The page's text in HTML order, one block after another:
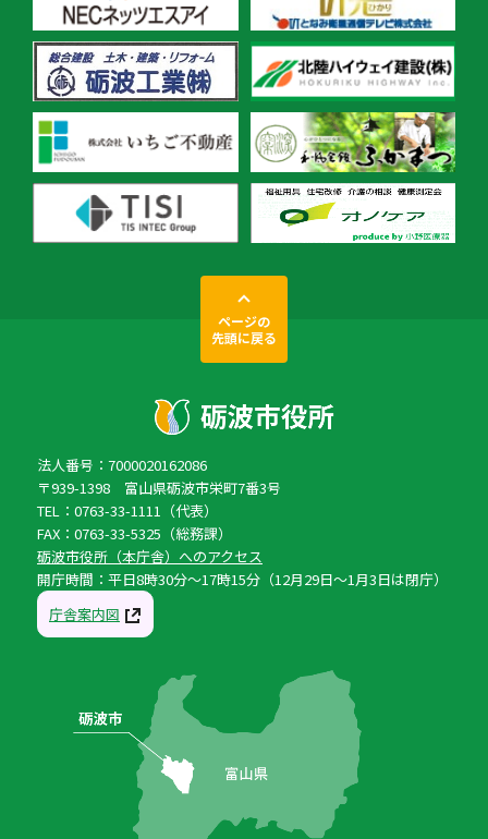
ページの
先頭に戻る
法人番号：7000020162086
〒939-1398 富山県砺波市栄町7番3号
TEL：0763-33-1111（代表）
FAX：0763-33-5325（総務課）
砺波市役所（本庁舎）へのアクセス
開庁時間：平日8時30分〜17時15分（12月29日〜1月3日は閉庁）
庁舎案内図